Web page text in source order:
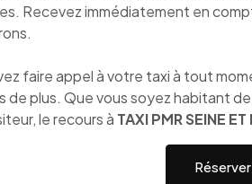
Recevez immédiatement en
faire appel à votre taxi à tout
de plus. Que vous soyez habitant
le recours à TAXI PMR SEINE ET